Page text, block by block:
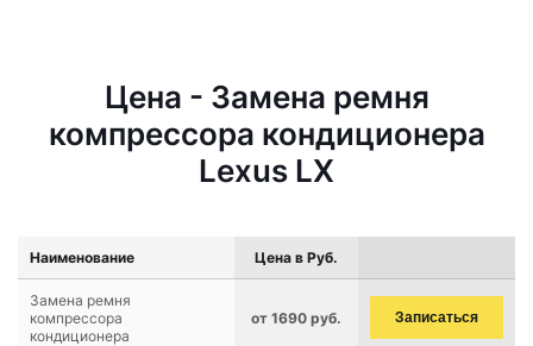
Цена - Замена ремня
компрессора кондиционера
Lexus LX
Наименование Цена в Руб.
Замена ремня
компрессора
кондиционера
от 1690 руб. Записаться